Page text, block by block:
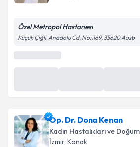
Özel Metropol Hastanesi
Küçük Çiğli, Anadolu Cd. No:1169, 35620 Aosb
Op. Dr. Dona Kenan
Kadın Hastalıkları ve Doğum
İzmir, Konak